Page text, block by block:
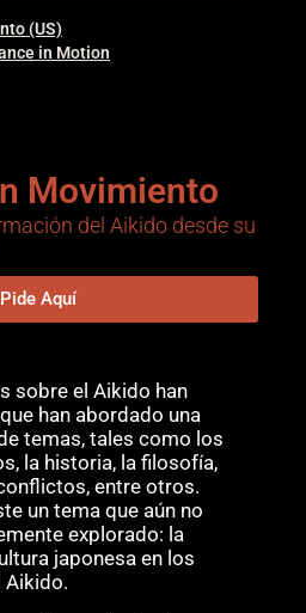
(US)
in Motion
Movimiento
del Aikido desde su
Pide Aquí
sobre el Aikido han
han abordado una
temas, tales como los
la historia, la filosofía,
entre otros.
un tema que aún no
explorado: la
japonesa en los
Aikido.